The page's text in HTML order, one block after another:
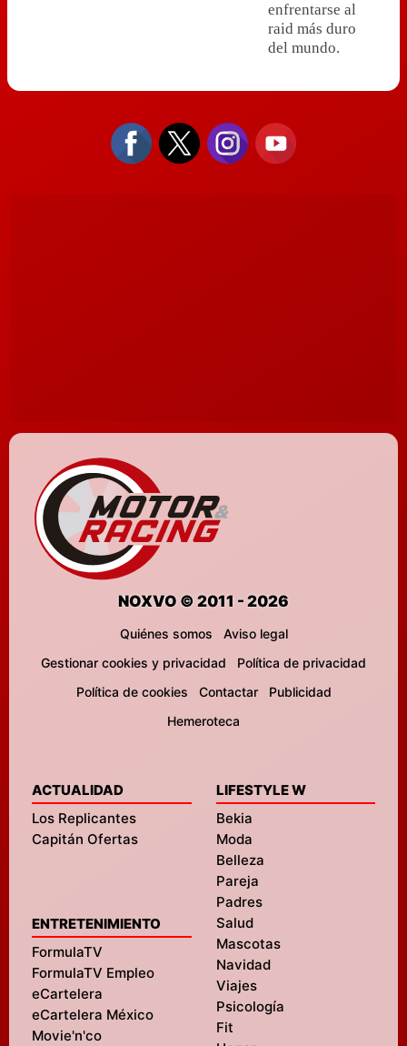
enfrentarse al
raid más duro
del mundo.
NOXVO © 2011 - 2026
Quiénes somos
Aviso legal
Gestionar cookies y privacidad
Política de privacidad
Política de cookies
Contactar
Publicidad
Hemeroteca
ACTUALIDAD
Los Replicantes
Capitán Ofertas
ENTRETENIMIENTO
FormulaTV
FormulaTV Empleo
eCartelera
eCartelera México
Movie'n'co
LIFESTYLE W
Bekia
Moda
Belleza
Pareja
Padres
Salud
Mascotas
Navidad
Viajes
Psicología
Fit